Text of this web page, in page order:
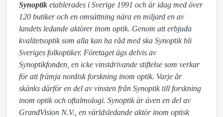
Synoptik etablerades i Sverige 1991 och är idag med över
120 butiker och en omsättning nära en miljard en av
landets ledande aktörer inom optik. Genom att erbjuda
kvalitetsoptik som alla kan ha råd med ska Synoptik bli
Sveriges folkoptiker. Företaget ägs delvis av
Synoptikfonden, en icke vinstdrivande stiftelse som verkar
för att främja nordisk forskning inom optik. Varje år
skänks därför en del av vinsten från Synoptik till forskning
inom optik och oftalmologi. Synoptik är även en del av
GrandVision N.V., en världsledande aktör inom optisk